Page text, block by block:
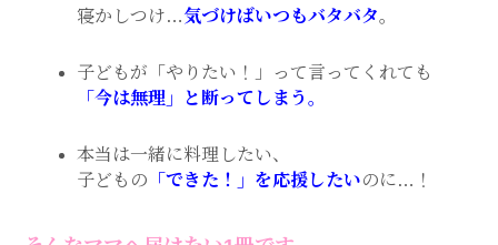
寝かしつけ…気づけばいつもバタバタ。
子どもが「やりたい！」って言ってくれても
「今は無理」と断ってしまう。
本当は一緒に料理したい、
子どもの 「できた！」を応援したいのに…！